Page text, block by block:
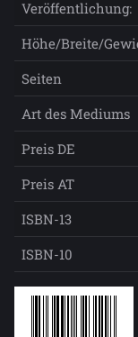
Veröffentlichung:
Höhe/Breite/
Seiten
Art des Mediums
Preis DE
Preis AT
ISBN-13
ISBN-10